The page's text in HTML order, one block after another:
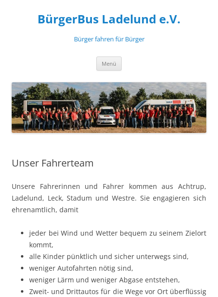
springenBürgerBus Ladelund e.V.
Bürger fahren für Bürger
Menü
Unser Fahrerteam
Unsere Fahrerinnen und Fahrer kommen aus Achtrup,
Ladelund, Leck, Stadum und Westre. Sie engagieren sich
ehrenamtlich, damit
jeder bei Wind und Wetter bequem zu seinem Zielort
kommt,
alle Kinder pünktlich und sicher unterwegs sind,
weniger Autofahrten nötig sind,
weniger Lärm und weniger Abgase entstehen,
Zweit- und Drittautos für die Wege vor Ort überflüssig